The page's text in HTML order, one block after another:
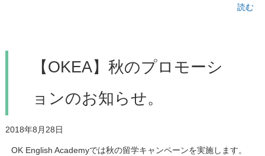
読む
【OKEA】秋のプロモーシ
ョンのお知らせ。
2018年8月28日
OK English Academyでは秋の留学キャンペーンを実施します。